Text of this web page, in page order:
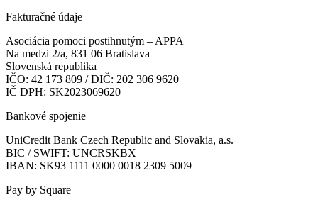
Fakturačné údaje
Asociácia pomoci postihnutým – APPA
Na medzi 2/a, 831 06 Bratislava
Slovenská republika
IČO: 42 173 809 / DIČ: 202 306 9620
IČ DPH: SK2023069620
Bankové spojenie
UniCredit Bank Czech Republic and Slovakia, a.s.
BIC / SWIFT: UNCRSKBX
IBAN: SK93 1111 0000 0018 2309 5009
Pay by Square